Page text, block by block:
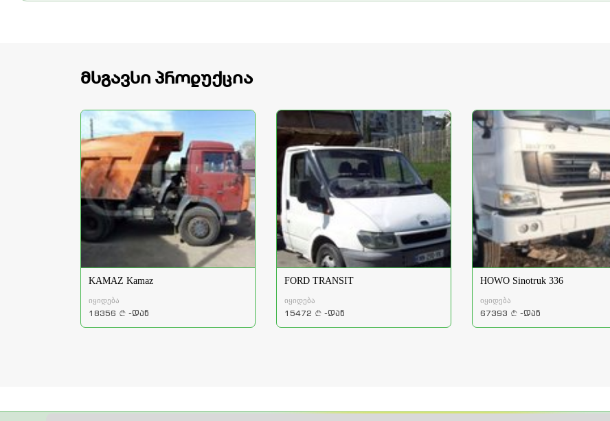
მსგავსი პროდუქცია
KAMAZ Kamaz
იყიდება
18356 a -დან
FORD TRANSIT
იყიდება
15472 a -დან
HOWO Sinotruk 336
იყიდება
67393 a -დან